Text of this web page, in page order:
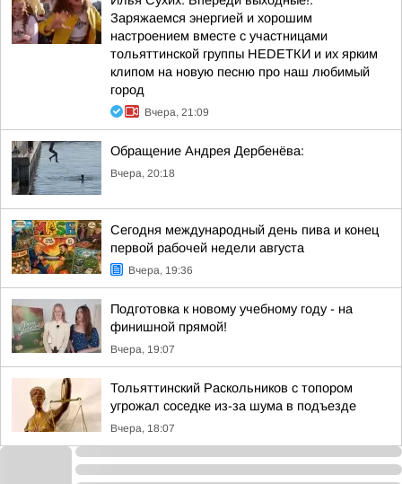
Заряжаемся энергией и хорошим
настроением вместе с участницами
тольяттинской группы НЕDЕТКИ и их ярким
клипом на новую песню про наш любимый
город
Вчера, 21:09
Обращение Андрея Дербенёва:
Вчера, 20:18
Сегодня международный день пива и конец
первой рабочей недели августа
Вчера, 19:36
Подготовка к новому учебному году - на
финишной прямой!
Вчера, 19:07
Тольяттинский Раскольников с топором
угрожал соседке из-за шума в подъезде
Вчера, 18:07